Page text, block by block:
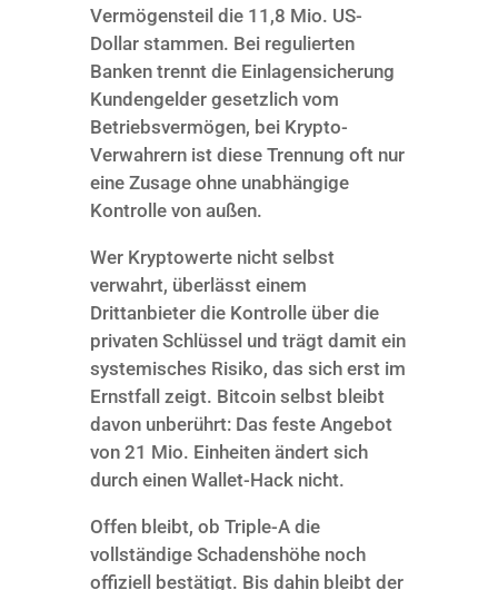
Vermögensteil die 11,8 Mio. US-
Dollar stammen. Bei regulierten
Banken trennt die Einlagensicherung
Kundengelder gesetzlich vom
Betriebsvermögen, bei Krypto-
Verwahrern ist diese Trennung oft nur
eine Zusage ohne unabhängige
Kontrolle von außen.
Wer Kryptowerte nicht selbst
verwahrt, überlässt einem
Drittanbieter die Kontrolle über die
privaten Schlüssel und trägt damit ein
systemisches Risiko, das sich erst im
Ernstfall zeigt. Bitcoin selbst bleibt
davon unberührt: Das feste Angebot
von 21 Mio. Einheiten ändert sich
durch einen Wallet-Hack nicht.
Offen bleibt, ob Triple-A die
vollständige Schadenshöhe noch
offiziell bestätigt. Bis dahin bleibt der